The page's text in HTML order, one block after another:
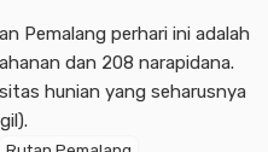
Pemalang perhari ini adalah
dan 208 narapidana.
hunian yang seharusnya